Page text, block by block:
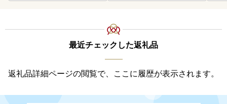
最近チェックした返礼品
返礼品詳細ページの閲覧で、ここに履歴が表示されます。